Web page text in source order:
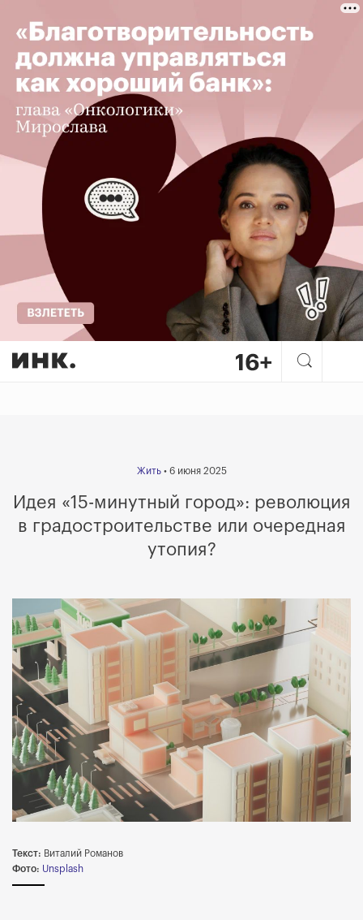
Идея «15-минутный город»:
Жить• 6 июня 2025
Идея «15-минутный город»: революция
в градостроительстве или очередная
утопия?
Текст: Виталий Романов
Фото: Unsplash